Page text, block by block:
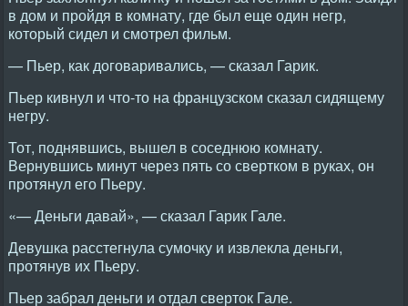
в дом и пройдя в комнату, где был еще один негр,
который сидел и смотрел фильм.
— Пьер, как договаривались, — сказал Гарик.
Пьер кивнул и что-то на французском сказал сидящему
негру.
Тот, поднявшись, вышел в соседнюю комнату.
Вернувшись минут через пять со свертком в руках, он
протянул его Пьеру.
«— Деньги давай», — сказал Гарик Гале.
Девушка расстегнула сумочку и извлекла деньги,
протянув их Пьеру.
Пьер забрал деньги и отдал сверток Гале.